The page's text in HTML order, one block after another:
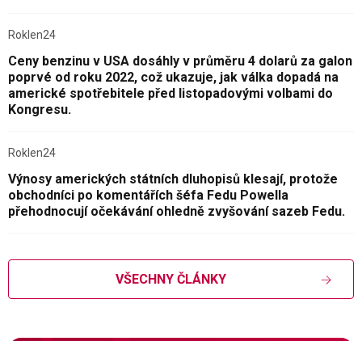
Roklen24
Ceny benzinu v USA dosáhly v průměru 4 dolarů za galon
poprvé od roku 2022, což ukazuje, jak válka dopadá na
americké spotřebitele před listopadovými volbami do
Kongresu.
Roklen24
Výnosy amerických státních dluhopisů klesají, protože
obchodníci po komentářích šéfa Fedu Powella
přehodnocují očekávání ohledně zvyšování sazeb Fedu.
VŠECHNY ČLÁNKY